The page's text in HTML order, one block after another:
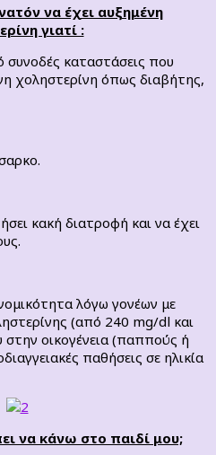
να έχει αυξημένη
γιατί :
καταστάσεις που
χοληστερίνη όπως διαβήτης,
κακή διατροφή και να έχει
λόγω γονέων με
(από 240 mg/dl και
οικογένεια (παππούς ή
παθήσεις σε ηλικία
να κάνω στο παιδί μου;